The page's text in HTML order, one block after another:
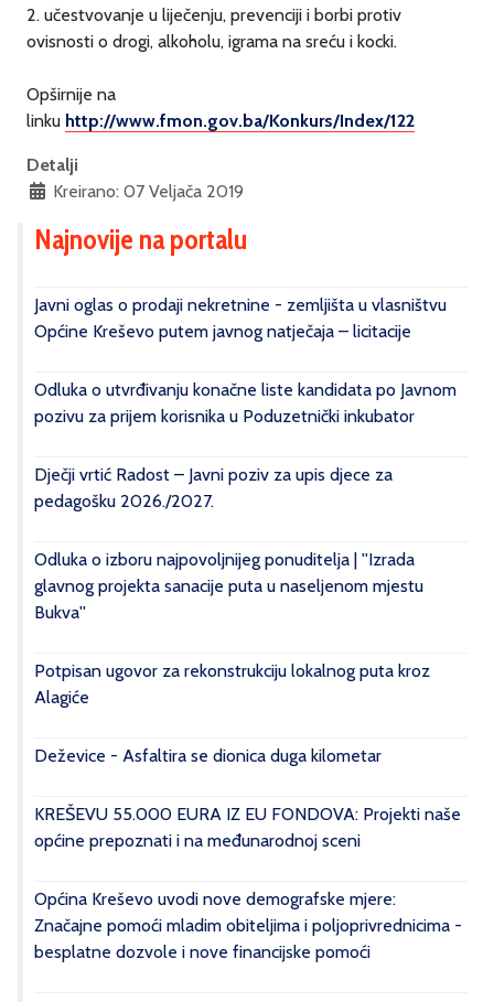
2. učestvovanje u liječenju, prevenciji i borbi protiv
ovisnosti o drogi, alkoholu, igrama na sreću i kocki.
Opširnije na
linku http://www.fmon.gov.ba/Konkurs/Index/122
Detalji
Kreirano: 07 Veljača 2019
Najnovije na portalu
Javni oglas o prodaji nekretnine - zemljišta u vlasništvu
Općine Kreševo putem javnog natječaja – licitacije
Odluka o utvrđivanju konačne liste kandidata po Javnom
pozivu za prijem korisnika u Poduzetnički inkubator
Dječji vrtić Radost – Javni poziv za upis djece za
pedagošku 2026./2027.
Odluka o izboru najpovoljnijeg ponuditelja | ''Izrada
glavnog projekta sanacije puta u naseljenom mjestu
Bukva''
Potpisan ugovor za rekonstrukciju lokalnog puta kroz
Alagiće
Deževice - Asfaltira se dionica duga kilometar
KREŠEVU 55.000 EURA IZ EU FONDOVA: Projekti naše
općine prepoznati i na međunarodnoj sceni
Općina Kreševo uvodi nove demografske mjere:
Značajne pomoći mladim obiteljima i poljoprivrednicima -
besplatne dozvole i nove financijske pomoći